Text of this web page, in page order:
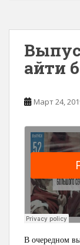
айти
Март 24,
В очередном